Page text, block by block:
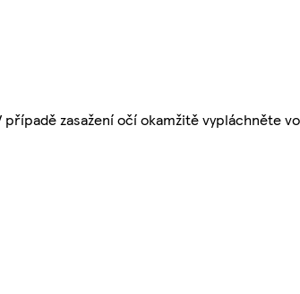
zasažení očí okamžitě vypláchněte